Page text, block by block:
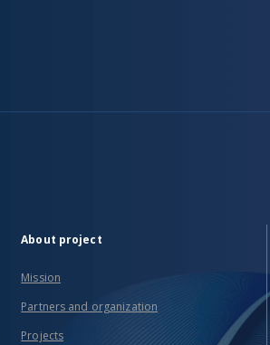
About project
Mission
Partners and organization
Projects